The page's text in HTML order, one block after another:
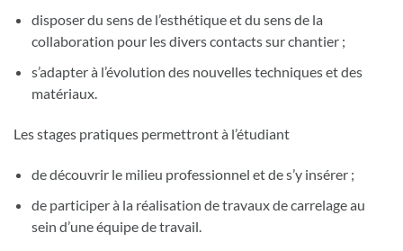
disposer du sens de l’esthétique et du sens de la
collaboration pour les divers contacts sur chantier ;
s’adapter à l’évolution des nouvelles techniques et des
matériaux.
Les stages pratiques permettront à l’étudiant
de découvrir le milieu professionnel et de s’y insérer ;
de participer à la réalisation de travaux de carrelage au
sein d’une équipe de travail.